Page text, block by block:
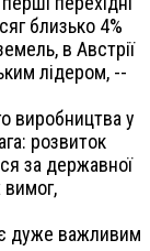
близько 4%
в Австрії
лідером, --
виробництва у
розвиток
за державної
вимог,
дуже важливим